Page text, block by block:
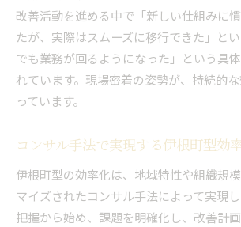
改善活動を進める中で「新しい仕組みに
たが、実際はスムーズに移行できた」と
でも業務が回るようになった」という具
れています。現場密着の姿勢が、持続的
っています。
コンサル手法で実現する伊根町型効
伊根町型の効率化は、地域特性や組織規
マイズされたコンサル手法によって実現
把握から始め、課題を明確化し、改善計